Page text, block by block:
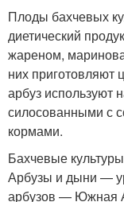
Плоды бахчевых
диетический
жареном,
них приготовляют
арбуз используют
силосованными с
кормами.
Бахчевые
Арбузы и дыни —
арбузов — Южная